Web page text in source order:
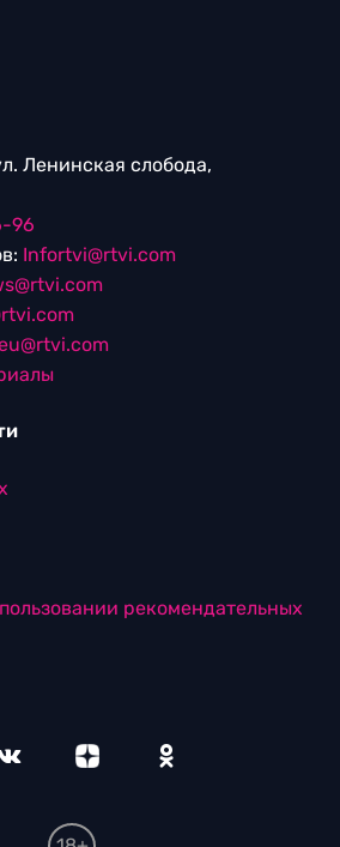
Ленинская слобода,
96
Infortvi@rtvi.com
рекомендательных